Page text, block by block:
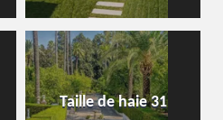
Taille de haie 31